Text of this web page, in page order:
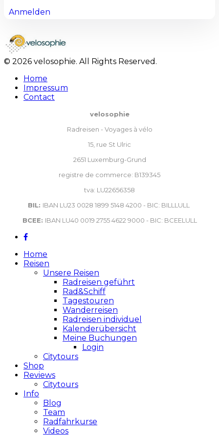
Anmelden
© 2026 velosophie. All Rights Reserved.
Home
Impressum
Contact
velosophie
Radreisen - Voyages à vélo
15, rue St Ulric
2651 Luxemburg-Grund
registre de commerce: B139345
tva: LU22656358
BIL: IBAN LU23 0028 1899 5148 4200 - BIC: BILLLULL
BCEE: IBAN LU40 0019 2755 4622 9000 - BIC: BCEELULL
Home
Reisen
Unsere Reisen
Radreisen geführt
Rad&Schiff
Tagestouren
Wanderreisen
Radreisen individuel
Kalenderübersicht
Meine Buchungen
Login
Citytours
Shop
Reviews
Citytours
Info
Blog
Team
Radfahrkurse
Videos